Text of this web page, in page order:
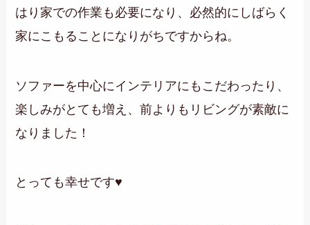
はり家での作業も必要になり、必然的にしばらく
家にこもることになりがちですからね。
ソファーを中心にインテリアにもこだわったり、
楽しみがとても増え、前よりもリビングが素敵に
なりました！
とっても幸せです♥